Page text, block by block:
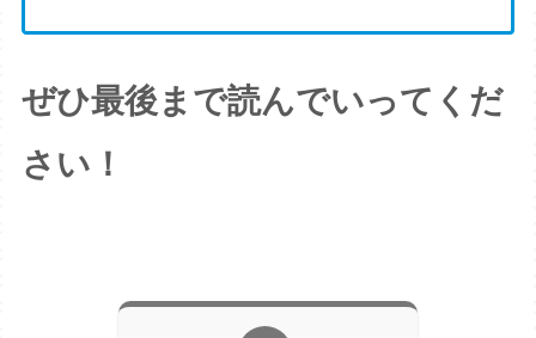
ぜひ最後まで読んでいってくだ
さい！